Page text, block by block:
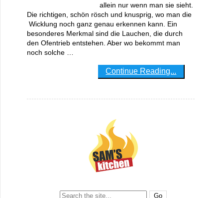
allein nur wenn man sie sieht.
Die richtigen, schön rösch und knusprig, wo man die
Wicklung noch ganz genau erkennen kann. Ein
besonderes Merkmal sind die Lauchen, die durch
den Ofentrieb entstehen. Aber wo bekommt man
noch solche …
Continue Reading...
Search: